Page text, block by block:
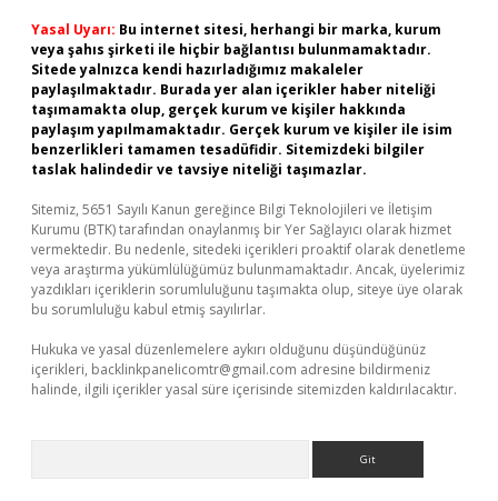
Yasal Uyarı: Bu internet sitesi, herhangi bir marka, kurum
veya şahıs şirketi ile hiçbir bağlantısı bulunmamaktadır.
Sitede yalnızca kendi hazırladığımız makaleler
paylaşılmaktadır. Burada yer alan içerikler haber niteliği
taşımamakta olup, gerçek kurum ve kişiler hakkında
paylaşım yapılmamaktadır. Gerçek kurum ve kişiler ile isim
benzerlikleri tamamen tesadüfidir. Sitemizdeki bilgiler
taslak halindedir ve tavsiye niteliği taşımazlar.
Sitemiz, 5651 Sayılı Kanun gereğince Bilgi Teknolojileri ve İletişim
Kurumu (BTK) tarafından onaylanmış bir Yer Sağlayıcı olarak hizmet
vermektedir. Bu nedenle, sitedeki içerikleri proaktif olarak denetleme
veya araştırma yükümlülüğümüz bulunmamaktadır. Ancak, üyelerimiz
yazdıkları içeriklerin sorumluluğunu taşımakta olup, siteye üye olarak
bu sorumluluğu kabul etmiş sayılırlar.
Hukuka ve yasal düzenlemelere aykırı olduğunu düşündüğünüz
içerikleri, backlinkpanelicomtr@gmail.com adresine bildirmeniz
halinde, ilgili içerikler yasal süre içerisinde sitemizden kaldırılacaktır.